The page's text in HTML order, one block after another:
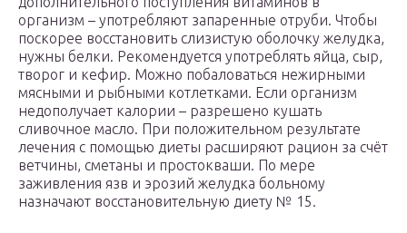
организм – употребляют запаренные отруби. Чтобы
поскорее восстановить слизистую оболочку желудка,
нужны белки. Рекомендуется употреблять яйца, сыр,
творог и кефир. Можно побаловаться нежирными
мясными и рыбными котлетками. Если организм
недополучает калории – разрешено кушать
сливочное масло. При положительном результате
лечения с помощью диеты расширяют рацион за счёт
ветчины, сметаны и простокваши. По мере
заживления язв и эрозий желудка больному
назначают восстановительную диету № 15.